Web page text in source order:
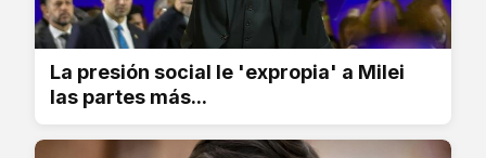
La presión social le 'expropia' a Milei
las partes más...